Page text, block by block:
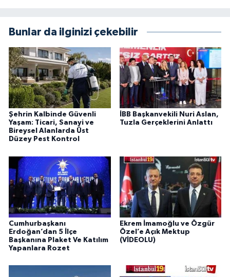
Bunlar da ilginizi çekebilir
Şehrin Kalbinde Güvenli
Yaşam: Ticari, Sanayi ve
Bireysel Alanlarda Üst
Düzey Pest Kontrol
İBB Başkanvekili Nuri Aslan,
Tuzla Gerçeklerini Anlattı
Cumhurbaşkanı
Erdoğan’dan 5 İlçe
Başkanına Plaket Ve Katılım
Yapanlara Rozet
Ekrem İmamoğlu ve Özgür
Özel’e Açık Mektup
(VİDEOLU)